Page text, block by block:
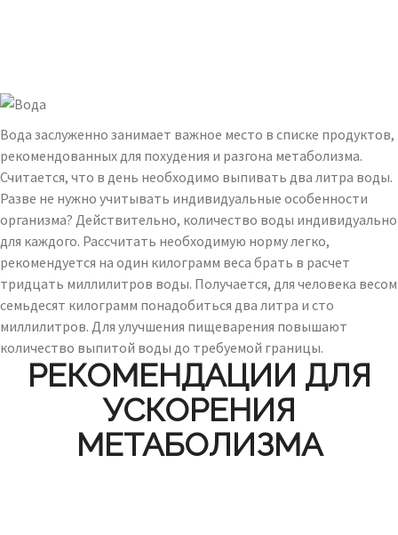
Вода заслуженно занимает важное место в списке продуктов,
рекомендованных для похудения и разгона метаболизма.
Считается, что в день необходимо выпивать два литра воды.
Разве не нужно учитывать индивидуальные особенности
организма? Действительно, количество воды индивидуально
для каждого. Рассчитать необходимую норму легко,
рекомендуется на один килограмм веса брать в расчет
тридцать миллилитров воды. Получается, для человека весом
семьдесят килограмм понадобиться два литра и сто
миллилитров. Для улучшения пищеварения повышают
количество выпитой воды до требуемой границы.
РЕКОМЕНДАЦИИ ДЛЯ
УСКОРЕНИЯ
МЕТАБОЛИЗМА